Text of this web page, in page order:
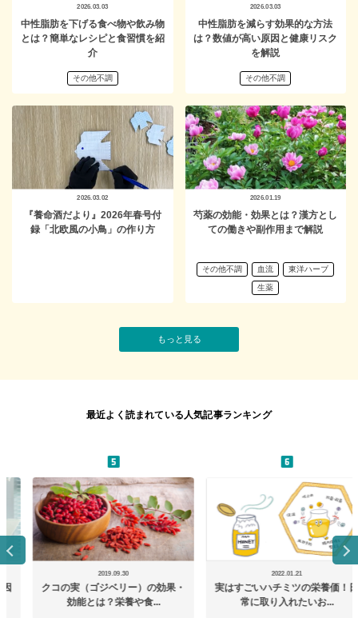
2026.03.03
中性脂肪を下げる食べ物や飲み物
とは？簡単なレシピと食習慣を紹
介
その他不調
2026.03.03
中性脂肪を減らす効果的な方法
は？数値が高い原因と健康リスク
を解説
その他不調
2026.03.02
『養命酒だより』2026年春号付
録「北欧風の小鳥」の作り方
2026.01.19
芍薬の効能・効果とは？漢方とし
ての働きや副作用まで解説
その他不調 血流 東洋ハーブ
生薬
もっと見る
最近よく読まれている人気記事ランキング
2019.09.30
クコの実（ゴジベリー）の効果・
効能とは？栄養や食...
2022.01.21
実はすごいハチミツの栄養価！日
常に取り入れたいお...